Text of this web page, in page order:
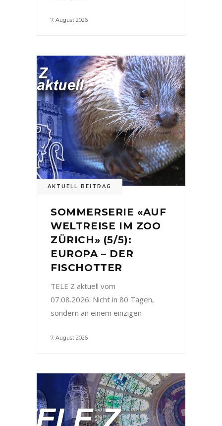
7. August 2026
AKTUELL BEITRAG
SOMMERSERIE «AUF
WELTREISE IM ZOO
ZÜRICH» (5/5):
EUROPA – DER
FISCHOTTER
TELE Z aktuell vom
07.08.2026: Nicht in 80 Tagen,
sondern an einem einzigen
7. August 2026